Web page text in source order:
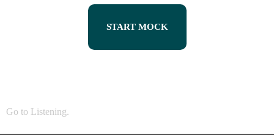
START MOCK
Go to Listening.